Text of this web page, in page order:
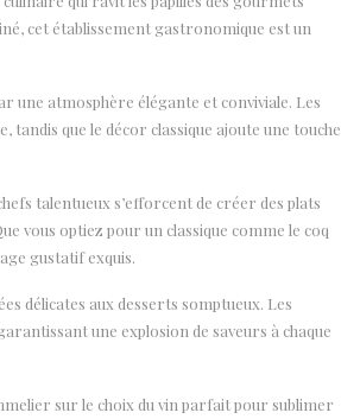
cet établissement gastronomique est un
une atmosphère élégante et conviviale. Les
que le décor classique ajoute une touche
talentueux s’efforcent de créer des plats
vous optiez pour un classique comme le coq
gustatif exquis.
délicates aux desserts somptueux. Les
une explosion de saveurs à chaque
sur le choix du vin parfait pour sublimer